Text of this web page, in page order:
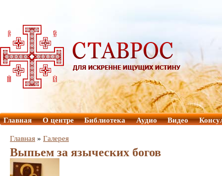
Главная О центре Библиотека Аудио Видео
Главная » Галерея
Выпьем за языческих богов